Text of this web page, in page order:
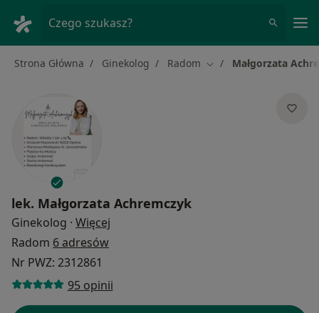
Czego szukasz?
Strona Główna Ginekolog Radom Zmień miasto
Małgorzata
lek. Małgorzata Achremczyk
Ginekolog · Więcej
Radom 6 adresów
Nr PWZ: 2312861
95 opinii